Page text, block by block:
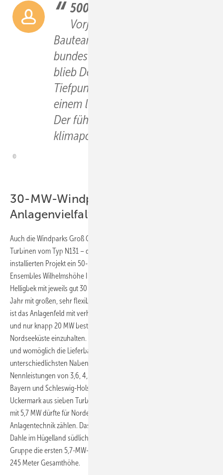
500 Megawatt
Vorjahr brachten die
Bauteams in Onshore-Windparks
bundesweit 2022 ans Netz. So
blieb Deutschland seit dem
Tiefpunkt-Zubaujahr 2019 auf
einem linearen Wachstumspfad.
Der führt freilich nicht zum
klimapolitisch Notwendigen.
30-MW-Windparks mit
Anlagenvielfalt
Auch die Windparks Groß Oesingen bei Hannover mit neun 3,6-MW-
Turbinen vom Typ N131 – das zusammen mit einem ein Jahr zuvor
installierten Projekt ein 50-MW-Feld ergibt – sowie die Acht-Anlagen-
Ensembles Wilhelmshöhe II und III, Weißer Turm Nord und Süd und
Helligbek mit jeweils gut 30 MW zeichnen dieses Nordex-Deutschland-
Jahr mit großen, sehr flexibel zusammengestellten Projekten aus: Mal
ist das Anlagenfeld mit verhältnismäßig kleinen 2,4-MW-Maschinen
und nur knapp 20 MW bestellt, um Höhenbegrenzungen etwa an der
Nordseeküste einzuhalten. Mal handelt es sich um an den Standort
und womöglich die Lieferbarkeit angepasste Anlagenmixe – mit
unterschiedlichsten Nabenhöhen, Rotordurchmessern bei
Nennleistungen von 3,6, 4,2, 4,5 und 4,8 MW: in Niedersachsen,
Bayern und Schleswig-Holstein. Windkraftfeld Mark Landin in der
Uckermark aus sieben Turbinen der besonders leistungsstarken N149
mit 5,7 MW dürfte für Nordex zudem als Vorführ-Projekt für die jüngste
Anlagentechnik zählen. Dasselbe gilt für das Anlagenduo Windpark
Dahle im Hügelland südlich von Hannover. Hier nahm die Landwind-
Gruppe die ersten 5,7-MW-Modelle der N163 in Betrieb, Anlagen mit
245 Meter Gesamthöhe.